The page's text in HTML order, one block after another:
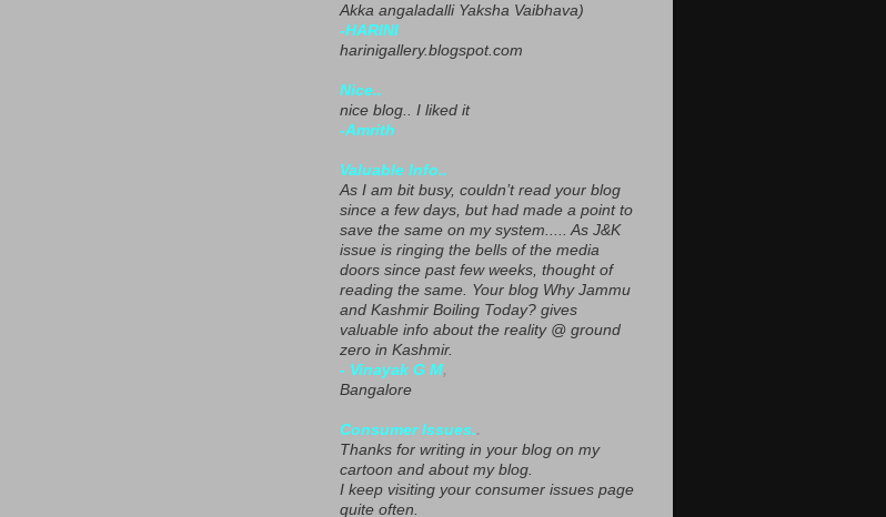
Akka angaladalli Yaksha Vaibhava)
-HARINI
harinigallery.blogspot.com
Nice..
nice blog.. I liked it
-Amrith
Valuable Info..
As I am bit busy, couldn’t read your blog
since a few days, but had made a point to
save the same on my system..... As J&K
issue is ringing the bells of the media
doors since past few weeks, thought of
reading the same. Your blog Why Jammu
and Kashmir Boiling Today? gives
valuable info about the reality @ ground
zero in Kashmir.
- Vinayak G M,
Bangalore
Consumer Issues..
Thanks for writing in your blog on my
cartoon and about my blog.
I keep visiting your consumer issues page
quite often.